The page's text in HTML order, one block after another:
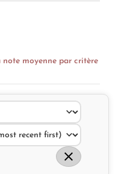
note moyenne par critère
